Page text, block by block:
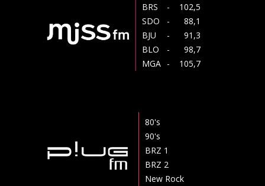
BRS
- 102,5
SDO
- 88,1
BJU
- 91,3
BLO
- 98,7
MGA - 105,7
80's
90's
BRZ 1
BRZ 2
New Rock